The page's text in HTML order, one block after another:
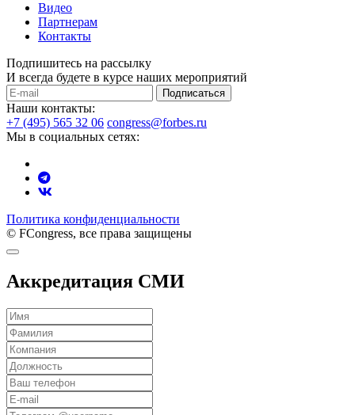
Видео
Партнерам
Контакты
Подпишитесь на рассылку
И всегда будете в курсе наших мероприятий
Подписаться
Наши контакты:
+7 (495) 565 32 06 congress@forbes.ru
Мы в социальных сетях:
Политика конфиденциальности
© FCongress, все права защищены
Аккредитация СМИ